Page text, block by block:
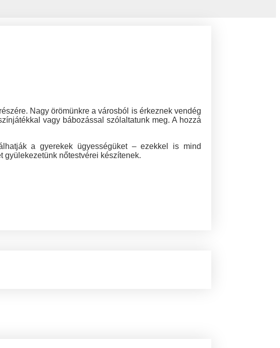
Nagy örömünkre a városból is érkeznek vendég
vagy bábozással szólaltatunk meg. A hozzá
a gyerekek ügyességüket – ezekkel is mind
gyülekezetünk nőtestvérei készítenek.